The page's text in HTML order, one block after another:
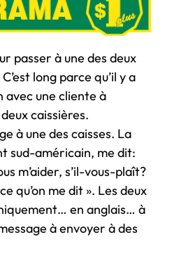
passer à une des deux
long parce qu’il y a
avec une cliente à
caissières.
à une des caisses. La
sud-américain, me dit:
m’aider, s’il-vous-plaît?
qu’on me dit ». Les deux
en anglais… à
à envoyer à des